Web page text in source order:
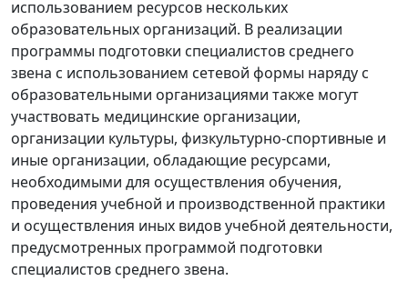
использованием ресурсов нескольких
образовательных организаций. В реализации
программы подготовки специалистов среднего
звена с использованием сетевой формы наряду с
образовательными организациями также могут
участвовать медицинские организации,
организации культуры, физкультурно-спортивные и
иные организации, обладающие ресурсами,
необходимыми для осуществления обучения,
проведения учебной и производственной практики
и осуществления иных видов учебной деятельности,
предусмотренных программой подготовки
специалистов среднего звена.